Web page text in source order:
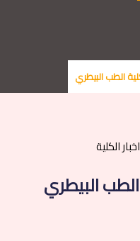
الطب البيطري
اخبار الكلية
البيطري